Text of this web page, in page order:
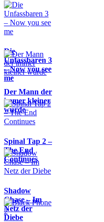
Die
Unfassbaren 3
– Now you see
me
Der Mann der
immer kleiner
wurde
Spinal Tap 2 –
The End
Continues
Shadow
Chase – Im
Netz der
Diebe